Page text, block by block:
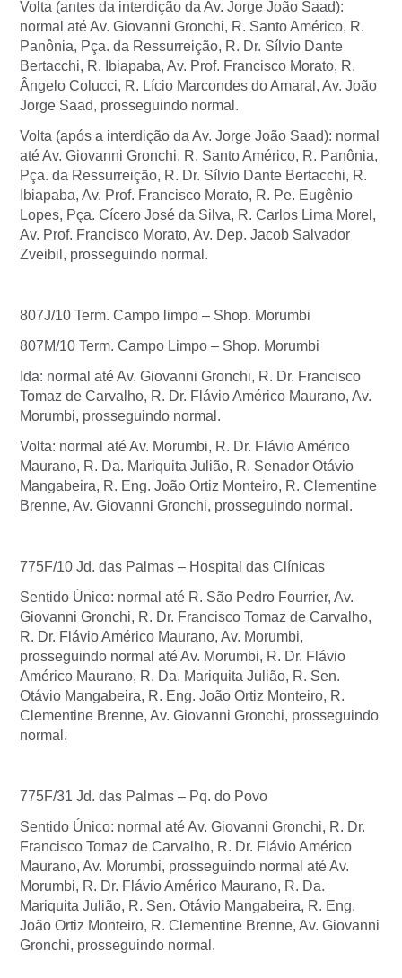
Volta (antes da interdição da Av. Jorge João Saad):
normal até Av. Giovanni Gronchi, R. Santo Américo, R.
Panônia, Pça. da Ressurreição, R. Dr. Sílvio Dante
Bertacchi, R. Ibiapaba, Av. Prof. Francisco Morato, R.
Ângelo Colucci, R. Lício Marcondes do Amaral, Av. João
Jorge Saad, prosseguindo normal.
Volta (após a interdição da Av. Jorge João Saad): normal
até Av. Giovanni Gronchi, R. Santo Américo, R. Panônia,
Pça. da Ressurreição, R. Dr. Sílvio Dante Bertacchi, R.
Ibiapaba, Av. Prof. Francisco Morato, R. Pe. Eugênio
Lopes, Pça. Cícero José da Silva, R. Carlos Lima Morel,
Av. Prof. Francisco Morato, Av. Dep. Jacob Salvador
Zveibil, prosseguindo normal.
807J/10 Term. Campo limpo – Shop. Morumbi
807M/10 Term. Campo Limpo – Shop. Morumbi
Ida: normal até Av. Giovanni Gronchi, R. Dr. Francisco
Tomaz de Carvalho, R. Dr. Flávio Américo Maurano, Av.
Morumbi, prosseguindo normal.
Volta: normal até Av. Morumbi, R. Dr. Flávio Américo
Maurano, R. Da. Mariquita Julião, R. Senador Otávio
Mangabeira, R. Eng. João Ortiz Monteiro, R. Clementine
Brenne, Av. Giovanni Gronchi, prosseguindo normal.
775F/10 Jd. das Palmas – Hospital das Clínicas
Sentido Único: normal até R. São Pedro Fourrier, Av.
Giovanni Gronchi, R. Dr. Francisco Tomaz de Carvalho,
R. Dr. Flávio Américo Maurano, Av. Morumbi,
prosseguindo normal até Av. Morumbi, R. Dr. Flávio
Américo Maurano, R. Da. Mariquita Julião, R. Sen.
Otávio Mangabeira, R. Eng. João Ortiz Monteiro, R.
Clementine Brenne, Av. Giovanni Gronchi, prosseguindo
normal.
775F/31 Jd. das Palmas – Pq. do Povo
Sentido Único: normal até Av. Giovanni Gronchi, R. Dr.
Francisco Tomaz de Carvalho, R. Dr. Flávio Américo
Maurano, Av. Morumbi, prosseguindo normal até Av.
Morumbi, R. Dr. Flávio Américo Maurano, R. Da.
Mariquita Julião, R. Sen. Otávio Mangabeira, R. Eng.
João Ortiz Monteiro, R. Clementine Brenne, Av. Giovanni
Gronchi, prosseguindo normal.